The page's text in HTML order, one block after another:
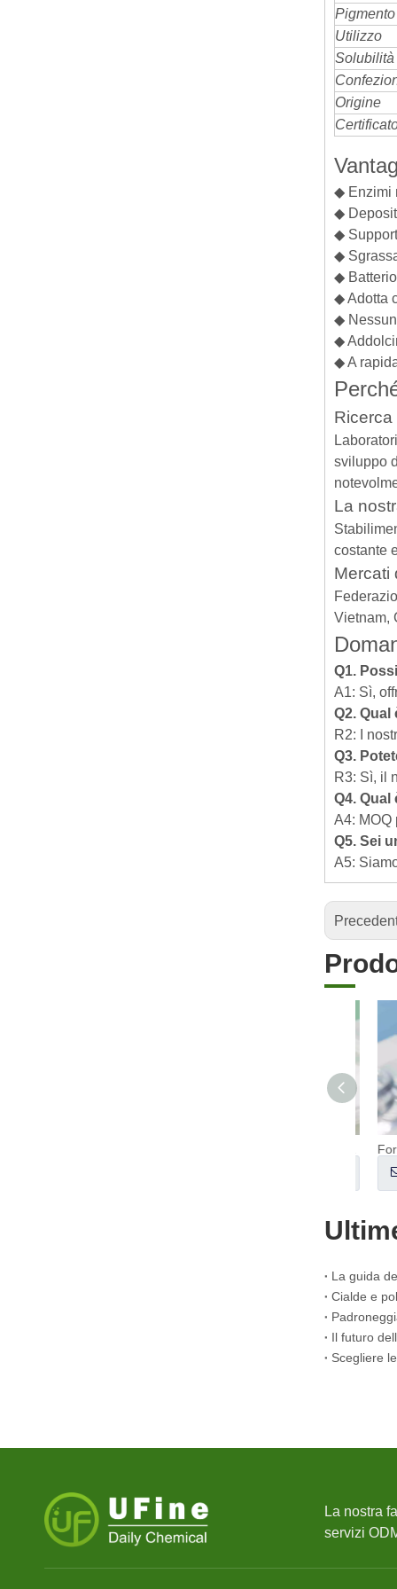
Pigmento
Utilizzo
Solubilità
Origine
◆ Enzimi
◆
◆
◆
◆
◆ Adotta
◆
◆
◆ A
Ricerca
sviluppo
La
costante
Mercati
Vietnam,
Q1.
A1: Sì,
Q2. Qual
R2: I
Q3.
R3: Sì, il
Q4. Qual
A4: MOQ
Q5. Sei
A5:
La nostra
servizi